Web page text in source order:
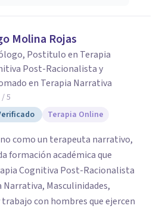
Molina Rojas
Postitulo en Terapia
Post-Racionalista y
en Terapia Narrativa
/ 5
Terapia Online
como un terapeuta narrativo,
formación académica que
Cognitiva Post-Racionalista
Masculinidades,
con hombres que ejercen